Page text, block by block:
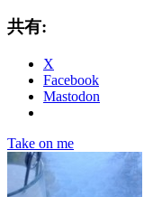
共有:
X
Facebook
Mastodon
タ
グ
Take on me